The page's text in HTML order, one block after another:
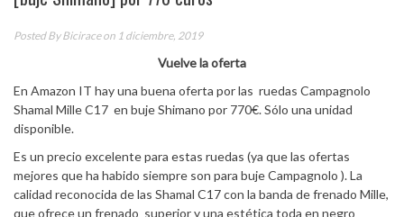
Posted ByBiciraceon 1 diciembre, 2019
Vuelve la oferta
En Amazon IT hay una buena oferta por las ruedas Campagnolo
Shamal Mille C17 en buje Shimano por 770€. Sólo una unidad
disponible.
Es un precio excelente para estas ruedas (ya que las ofertas
mejores que ha habido siempre son para buje Campagnolo ). La
calidad reconocida de las Shamal C17 con la banda de frenado Mille,
que ofrece un frenado superior y una estética toda en negro